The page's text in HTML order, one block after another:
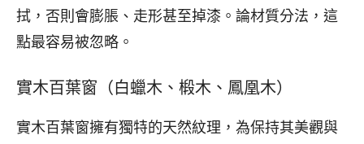
拭，否則會膨脹、走形甚至掉漆。論材質分法，這
點最容易被忽略。
實木百葉窗（白蠟木、椴木、鳳凰木）
實木百葉窗擁有獨特的天然紋理，為保持其美觀與